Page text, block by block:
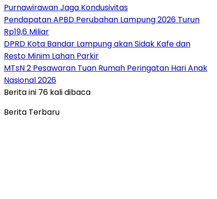
Purnawirawan Jaga Kondusivitas
Pendapatan APBD Perubahan Lampung 2026 Turun
Rp19,6 Miliar
DPRD Kota Bandar Lampung akan Sidak Kafe dan
Resto Minim Lahan Parkir
MTsN 2 Pesawaran Tuan Rumah Peringatan Hari Anak
Nasional 2026
Berita ini 76 kali dibaca
Berita Terbaru